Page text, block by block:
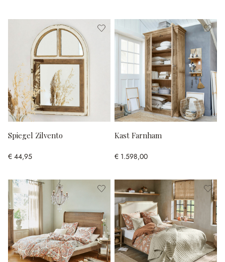
Spiegel Zilvento
€ 44,95
Kast Farnham
€ 1.598,00